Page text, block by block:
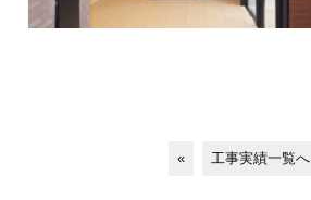
« 工事実績一覧へ